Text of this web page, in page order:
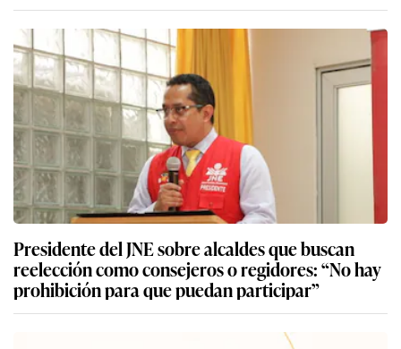
Presidente del JNE sobre alcaldes que buscan
reelección como consejeros o regidores: “No hay
prohibición para que puedan participar”